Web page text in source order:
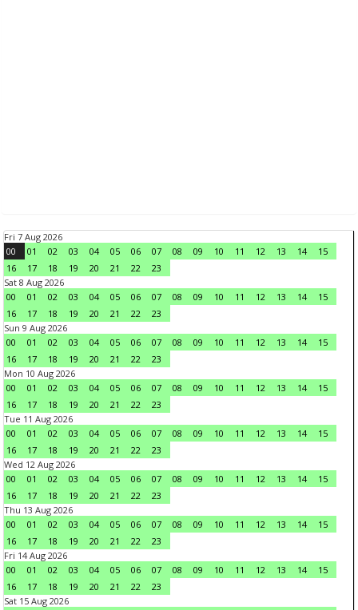
Fri 7 Aug 2026
00
01 02 03 04 05 06 07 08 09 10 11 12 13 14
15
16
17 18 19 20 21 22
23
Sat 8 Aug 2026
00
01 02 03 04 05 06 07 08 09 10 11 12 13 14
15
16
17 18 19 20 21 22
23
Sun 9 Aug 2026
00
01 02 03 04 05 06 07 08 09 10 11 12 13 14
15
16
17 18 19 20 21 22
23
Mon 10 Aug 2026
00
01 02 03 04 05 06 07 08 09 10 11 12 13 14
15
16
17 18 19 20 21 22
23
Tue 11 Aug 2026
00
01 02 03 04 05 06 07 08 09 10 11 12 13 14
15
16
17 18 19 20 21 22
23
Wed 12 Aug 2026
00
01 02 03 04 05 06 07 08 09 10 11 12 13 14
15
16
17 18 19 20 21 22
23
Thu 13 Aug 2026
00
01 02 03 04 05 06 07 08 09 10 11 12 13 14
15
16
17 18 19 20 21 22
23
Fri 14 Aug 2026
00
01 02 03 04 05 06 07 08 09 10 11 12 13 14
15
16
17 18 19 20 21 22
23
Sat 15 Aug 2026